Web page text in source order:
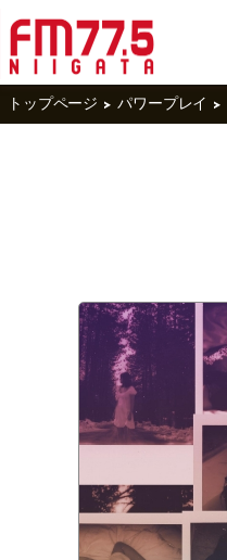
トップページ パワープレイ